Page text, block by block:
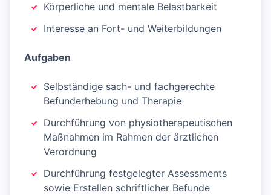
Körperliche und mentale Belastbarkeit
Interesse an Fort- und Weiterbildungen
Aufgaben
Selbständige sach- und fachgerechte
Befunderhebung und Therapie
Durchführung von physiotherapeutischen
Maßnahmen im Rahmen der ärztlichen
Verordnung
Durchführung festgelegter Assessments
sowie Erstellen schriftlicher Befunde